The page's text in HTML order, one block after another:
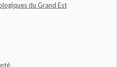
du Grand Est